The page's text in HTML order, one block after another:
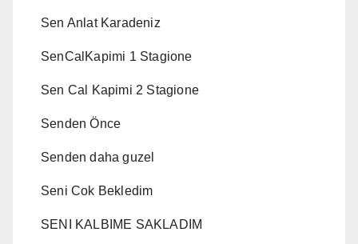
Sen Anlat Karadeniz
SenCalKapimi 1 Stagione
Sen Cal Kapimi 2 Stagione
Senden Önce
Senden daha guzel
Seni Cok Bekledim
SENI KALBIME SAKLADIM